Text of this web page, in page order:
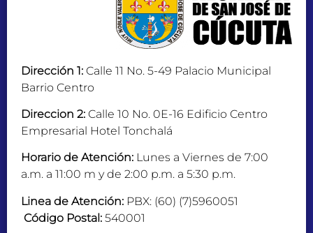
Dirección 1: Calle 11 No. 5-49 Palacio Municipal
Barrio Centro
Direccion 2: Calle 10 No. 0E-16 Edificio Centro
Empresarial Hotel Tonchalá
Horario de Atención: Lunes a Viernes de 7:00
a.m. a 11:00 m y de 2:00 p.m. a 5:30 p.m.
Linea de Atención: PBX: (60) (7)5960051
Código Postal: 540001